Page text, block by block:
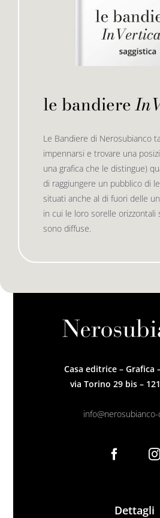
le bandiere
Le Bandiere di Nerosubianco
impennarsi e trovare una
una grafica che le distingue)
di raggiungere un pubblico di
situati anche al di fuori delle
in cui le loro sorelle orizzontali
sono diffuse.
Casa editrice – Grafica
via Torino 29 bis –
Dettagli